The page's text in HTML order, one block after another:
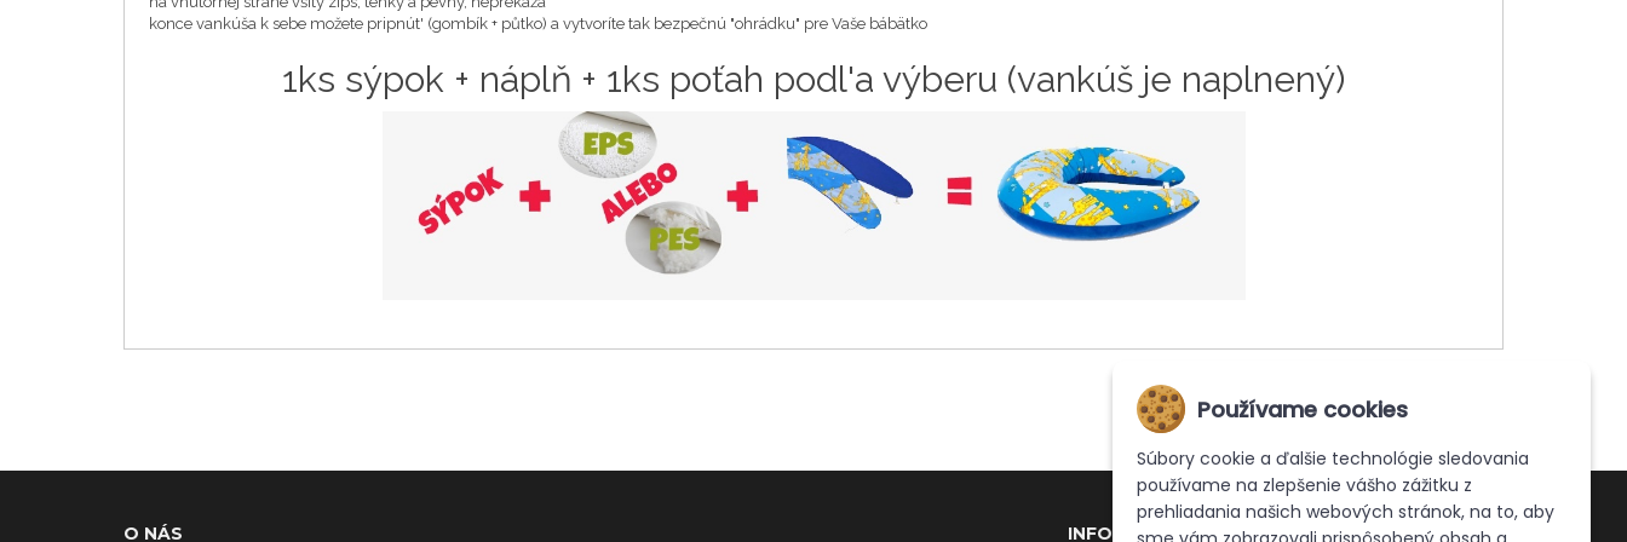
konce vankúša k sebe možete pripnút' (gombík + půtko) a vytvoríte tak bezpečnú "ohrádku" pre Vaše bábätko
1ks sýpok + náplň + 1ks poťah podl'a výberu (vankúš je naplnený)
O NÁS INFO
Používame cookies
Súbory cookie a ďalšie technológie sledovania
používame na zlepšenie vášho zážitku z
prehliadania našich webových stránok, na to, aby